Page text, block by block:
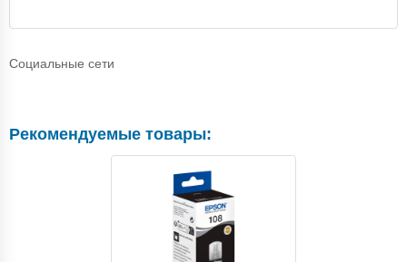
Социальные сети
Рекомендуемые товары: